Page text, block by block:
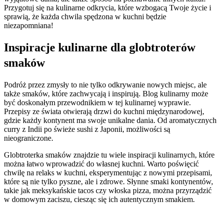
Przygotuj się na kulinarne odkrycia, które wzbogacą Twoje życie i
sprawią, że każda chwila spędzona w kuchni będzie
niezapomniana!
Inspiracje kulinarne dla globtroterów
smaków
Podróż przez zmysły to nie tylko odkrywanie nowych miejsc, ale
także smaków, które zachwycają i inspirują. Blog kulinarny może
być doskonałym przewodnikiem w tej kulinarnej wyprawie.
Przepisy ze świata otwierają drzwi do kuchni międzynarodowej,
gdzie każdy kontynent ma swoje unikalne dania. Od aromatycznych
curry z Indii po świeże sushi z Japonii, możliwości są
nieograniczone.
Globtroterka smaków znajdzie tu wiele inspiracji kulinarnych, które
można łatwo wprowadzić do własnej kuchni. Warto poświęcić
chwilę na relaks w kuchni, eksperymentując z nowymi przepisami,
które są nie tylko pyszne, ale i zdrowe. Słynne smaki kontynentów,
takie jak meksykańskie tacos czy włoska pizza, można przyrządzić
w domowym zaciszu, ciesząc się ich autentycznym smakiem.